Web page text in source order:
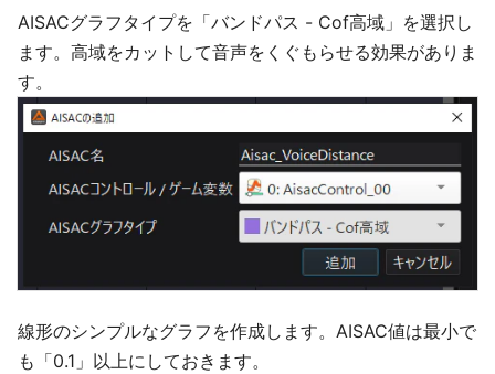
AISACグラフタイプを「バンドパス - Cof高域」を選択し
ます。高域をカットして音声をくぐもらせる効果がありま
す。
線形のシンプルなグラフを作成します。AISAC値は最小で
も「0.1」以上にしておきます。